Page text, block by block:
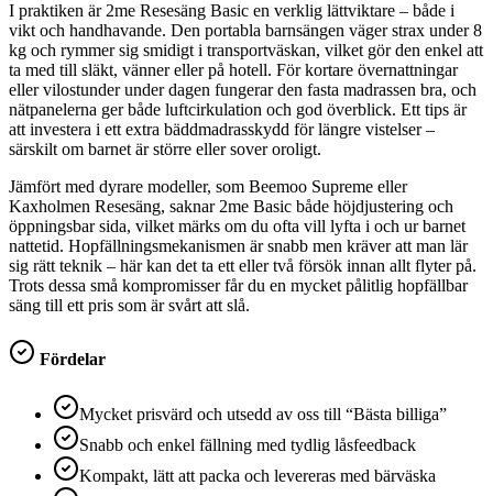
I praktiken är 2me Resesäng Basic en verklig lättviktare – både i
vikt och handhavande. Den portabla barnsängen väger strax under 8
kg och rymmer sig smidigt i transportväskan, vilket gör den enkel att
ta med till släkt, vänner eller på hotell. För kortare övernattningar
eller vilostunder under dagen fungerar den fasta madrassen bra, och
nätpanelerna ger både luftcirkulation och god överblick. Ett tips är
att investera i ett extra bäddmadrasskydd för längre vistelser –
särskilt om barnet är större eller sover oroligt.
Jämfört med dyrare modeller, som Beemoo Supreme eller
Kaxholmen Resesäng, saknar 2me Basic både höjdjustering och
öppningsbar sida, vilket märks om du ofta vill lyfta i och ur barnet
nattetid. Hopfällningsmekanismen är snabb men kräver att man lär
sig rätt teknik – här kan det ta ett eller två försök innan allt flyter på.
Trots dessa små kompromisser får du en mycket pålitlig hopfällbar
säng till ett pris som är svårt att slå.
Fördelar
Mycket prisvärd och utsedd av oss till “Bästa billiga”
Snabb och enkel fällning med tydlig låsfeedback
Kompakt, lätt att packa och levereras med bärväska